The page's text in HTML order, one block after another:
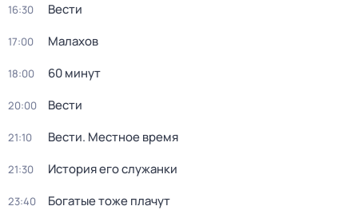
16:30 Вести
17:00 Малахов
18:00 60 минут
20:00 Вести
21:10 Вести. Местное время
21:30 История его служанки
23:40 Богатые тоже плачут